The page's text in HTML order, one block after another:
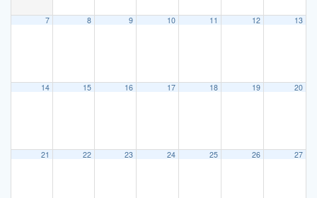
7 8 9 10 11 12 13
14 15 16 17 18 19 20
21 22 23 24 25 26 27